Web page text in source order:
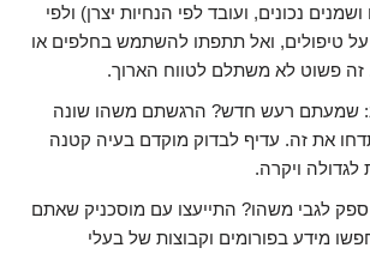
נכונים, ועובד לפי הנחיות יצרן) ולפי
על טיפולים, ואל תתפתו להשתמש בחלפים או
זה פשוט לא משתלם לטווח הארוך.
שמעתם רעש חדש? הרגשתם משהו שונה
את זה. עדיף לבדוק מוקדם בעיה קטנה
ויקרה.
לגבי משהו? התייעצו עם מוסכניק שאתם
מידע בפורומים וקבוצות של בעלי